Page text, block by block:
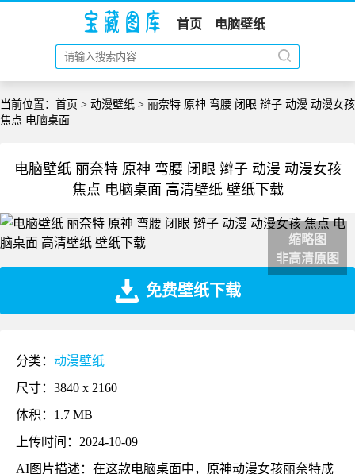
首页 电脑壁纸
当前位置： 首页 > 动漫壁纸 > 丽奈特 原神 弯腰 闭眼 辫子 动漫 动漫女孩
焦点 电脑桌面
电脑壁纸 丽奈特 原神 弯腰 闭眼 辫子 动漫 动漫女孩
焦点 电脑桌面 高清壁纸 壁纸下载
缩略图
非高清原图
免费壁纸下载
分类： 动漫壁纸
尺寸：3840 x 2160
体积：1.7 MB
上传时间：2024-10-09
AI图片描述：在这款电脑桌面中，原神动漫女孩丽奈特成